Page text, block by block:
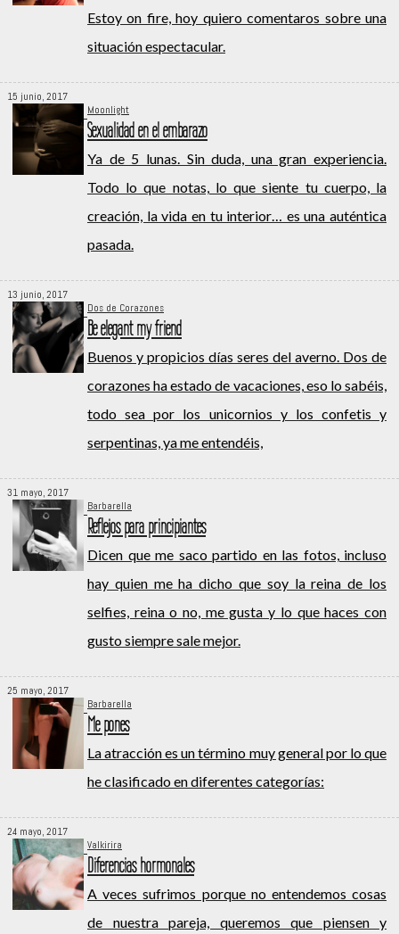
Estoy on fire, hoy quiero comentaros sobre una
situación espectacular.
15 junio, 2017
Moonlight
Sexualidad en el embarazo
Ya de 5 lunas. Sin duda, una gran experiencia.
Todo lo que notas, lo que siente tu cuerpo, la
creación, la vida en tu interior… es una auténtica
pasada.
13 junio, 2017
Dos de Corazones
Be elegant my friend
Buenos y propicios días seres del averno. Dos de
corazones ha estado de vacaciones, eso lo sabéis,
todo sea por los unicornios y los confetis y
serpentinas, ya me entendéis,
31 mayo, 2017
Barbarella
Reflejos para principiantes
Dicen que me saco partido en las fotos, incluso
hay quien me ha dicho que soy la reina de los
selfies, reina o no, me gusta y lo que haces con
gusto siempre sale mejor.
25 mayo, 2017
Barbarella
Me pones
La atracción es un término muy general por lo que
he clasificado en diferentes categorías:
24 mayo, 2017
Valkirira
Diferencias hormonales
A veces sufrimos porque no entendemos cosas
de nuestra pareja, queremos que piensen y